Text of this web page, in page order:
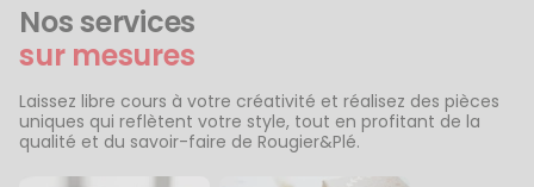
Nos services
sur mesures
Laissez libre cours à votre créativité et réalisez des pièces
uniques qui reflètent votre style, tout en profitant de la
qualité et du savoir-faire de Rougier&Plé.